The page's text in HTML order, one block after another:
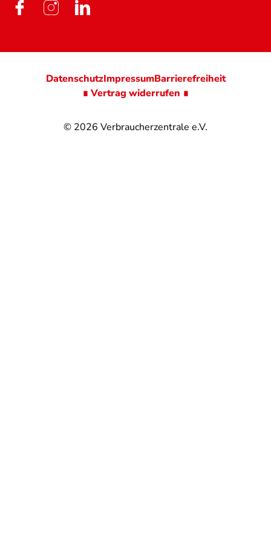
© 2026 Verbraucherzentrale e.V.
DatenschutzImpressumBarrierefreiheit
∎ Vertrag widerrufen ∎